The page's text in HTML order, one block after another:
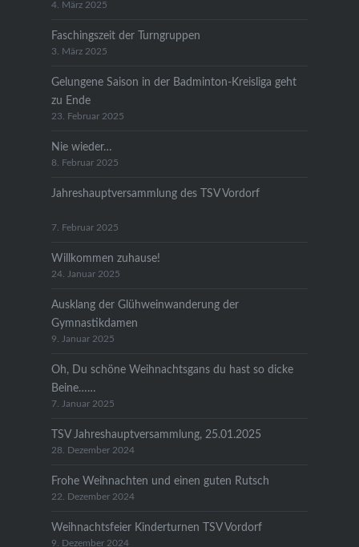
4. März 2025
Faschingszeit der Turngruppen
3. März 2025
Gelungene Saison in der Badminton-Kreisliga geht
zu Ende
23. Februar 2025
Nie wieder…
8. Februar 2025
Jahreshauptversammlung des TSV Vordorf
7. Februar 2025
Willkommen zuhause!
24. Januar 2025
Ausklang der Glühweinwanderung der
Gymnastikdamen
9. Januar 2025
Oh, Du schöne Weihnachtsgans du hast so dicke
Beine……
7. Januar 2025
TSV Jahreshauptversammlung, 25.01.2025
28. Dezember 2024
Frohe Weihnachten und einen guten Rutsch
22. Dezember 2024
Weihnachtsfeier Kinderturnen TSV Vordorf
9. Dezember 2024